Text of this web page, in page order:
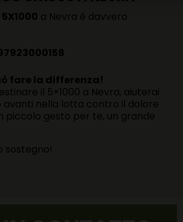
5X1000 a Nevra è davvero
fare la differenza!
il 5×1000 a Nevra, aiuterai
avanti nella lotta contro il dolore
piccolo gesto per te, un grande
sostegno!